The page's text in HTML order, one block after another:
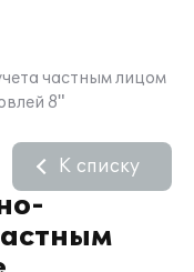
частным лицом
8"
К списку